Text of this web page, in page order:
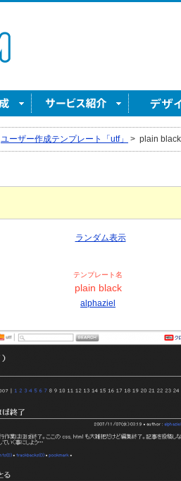
ユーザー作成テンプレート「utf」 > plain
ランダム表示
テンプレート名
plain black
alphaziel